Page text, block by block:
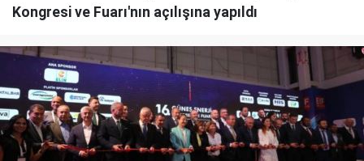
Kongresi ve Fuarı'nın açılışına yapıldı